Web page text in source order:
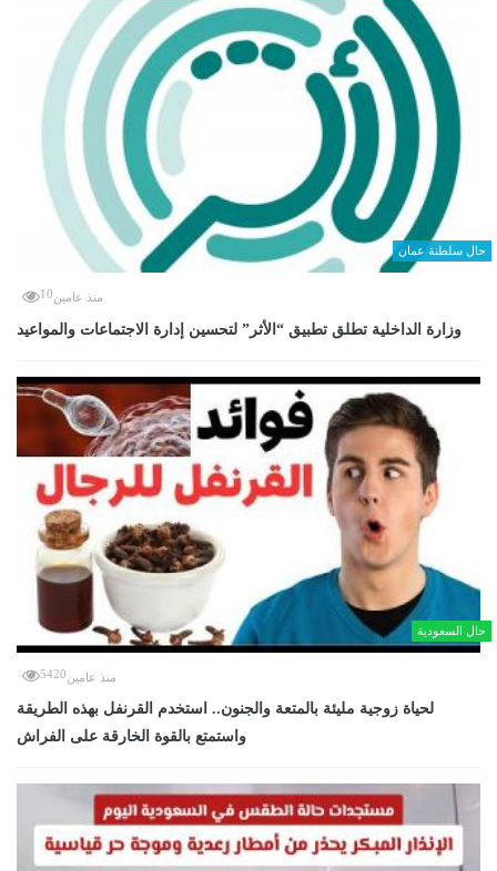
حال سلطنة عمان
منذ عامين10
وزارة الداخلية تطلق تطبيق “الأثر” لتحسين إدارة الاجتماعات والمواعيد
حال السعودية
منذ عامين5420
لحياة زوجية مليئة بالمتعة والجنون.. استخدم القرنفل بهذه الطريقة
واستمتع بالقوة الخارقة على الفراش